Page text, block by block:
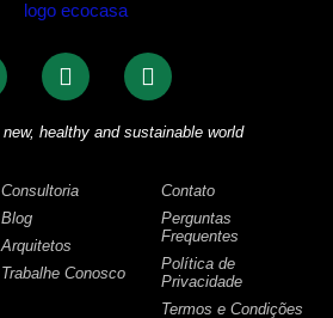
healthy and sustainable world
Consultoria
Blog
Arquitetos
Trabalhe Conosco
Contato
Perguntas
Frequentes
Política de
Privacidade
Termos e Condições